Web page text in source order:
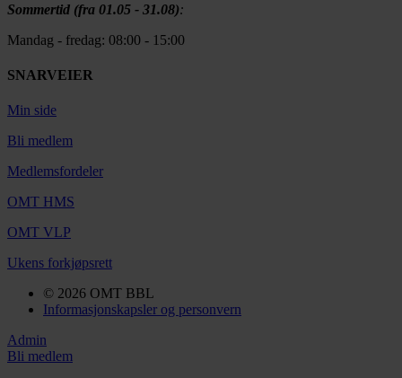
Sommertid (fra 01.05 - 31.08):
Mandag - fredag: 08:00 - 15:00
SNARVEIER
Min side
Bli medlem
Medlemsfordeler
OMT HMS
OMT VLP
Ukens forkjøpsrett
© 2026 OMT BBL
Informasjonskapsler og personvern
Admin
Bli medlem